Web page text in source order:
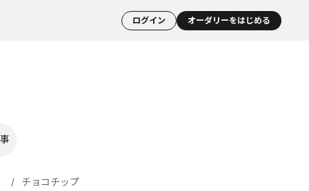
ログイン オーダリーをはじめる
チョコチップ